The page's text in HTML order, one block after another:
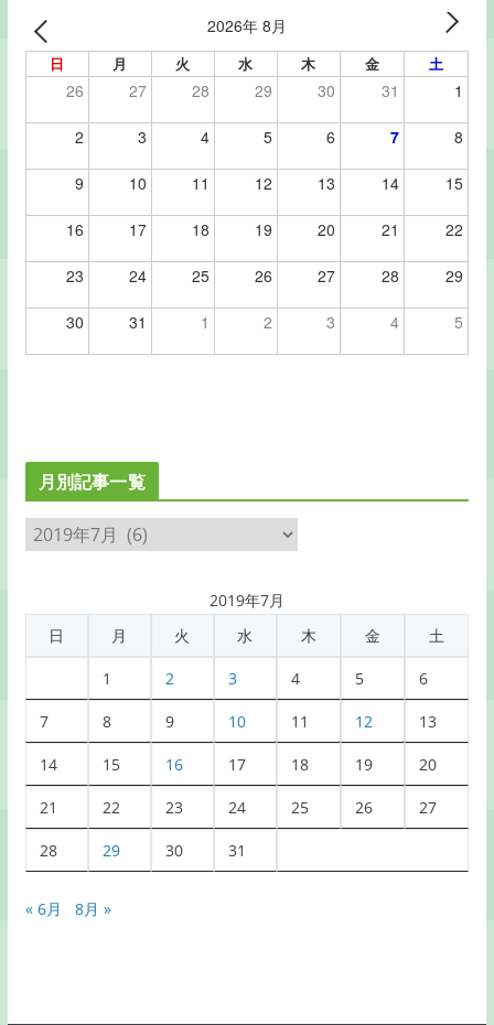
2026年 8月
日 月 火 水 木 金 土
26 27 28 29 30 31 1
2 3 4 5 6 7 8
9 10 11 12 13 14 15
16 17 18 19 20 21 22
23 24 25 26 27 28 29
30 31 1 2 3 4 5
月別記事一覧
月
別
事
2019年7月
日
月 火 水 木 金 土
1 2 3 4 5 6
7 8 9 10 11 12 13
14 15 16 17 18 19 20
21 22 23 24 25 26 27
28 29 30 31
« 6月 8月 »